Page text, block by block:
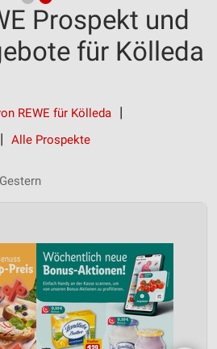
Prospekt und
für Kölleda
REWE für Kölleda
Alle Prospekte